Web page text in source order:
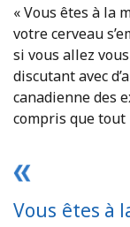
« Vous êtes à la
votre cerveau
si vous allez
discutant avec
canadienne des
compris que
Vous êtes à